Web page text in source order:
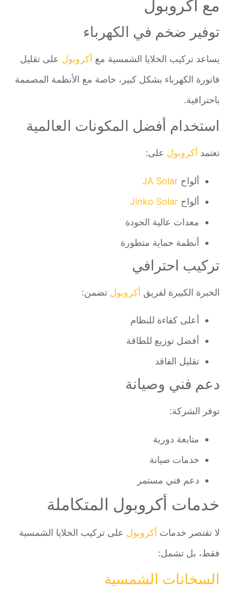
مع أكروبول
توفير ضخم في الكهرباء
يساعد تركيب الخلايا الشمسية معأكروبولعلى تقليل
فاتورة الكهرباء بشكل كبير، خاصة مع الأنظمة المصممة
باحترافية.
استخدام أفضل المكونات العالمية
تعتمدأكروبولعلى:
ألواحJA Solar
ألواحJinko Solar
معدات عالية الجودة
أنظمة حماية متطورة
تركيب احترافي
الخبرة الكبيرة لفريقأكروبولتضمن:
أعلى كفاءة للنظام
أفضل توزيع للطاقة
تقليل الفاقد
دعم فني وصيانة
توفر الشركة:
متابعة دورية
خدمات صيانة
دعم فني مستمر
خدمات أكروبول المتكاملة
لا تقتصر خدماتأكروبولعلى تركيب الخلايا الشمسية
فقط، بل تشمل:
السخانات الشمسية